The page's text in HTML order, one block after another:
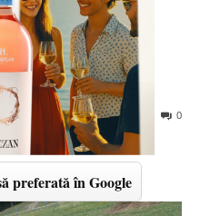
0
preferată în Google